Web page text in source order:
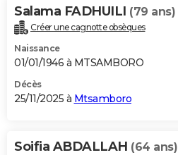
Salama FADHUILI (79 ans)
Créer une cagnotte obsèques
Naissance
01/01/1946 à MTSAMBORO
Décès
25/11/2025 à Mtsamboro
Soifia ABDALLAH (64 ans)